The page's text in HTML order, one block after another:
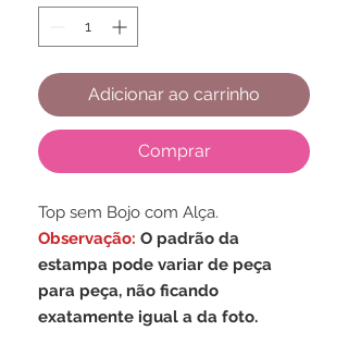
Adicionar ao carrinho
Comprar
Top sem Bojo com Alça.
Observação: O padrão da
estampa pode variar de peça
para peça, não ficando
exatamente igual a da foto.